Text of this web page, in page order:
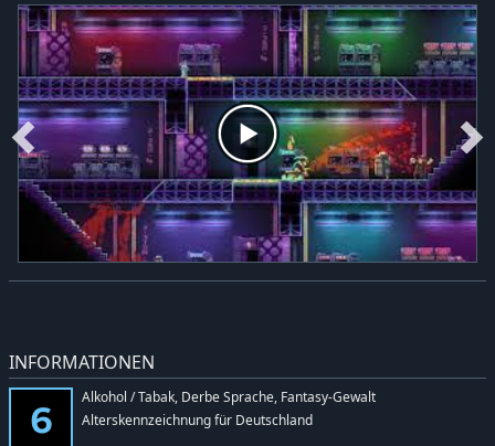
INFORMATIONEN
Alkohol / Tabak, Derbe Sprache, Fantasy-Gewalt
Alterskennzeichnung für Deutschland